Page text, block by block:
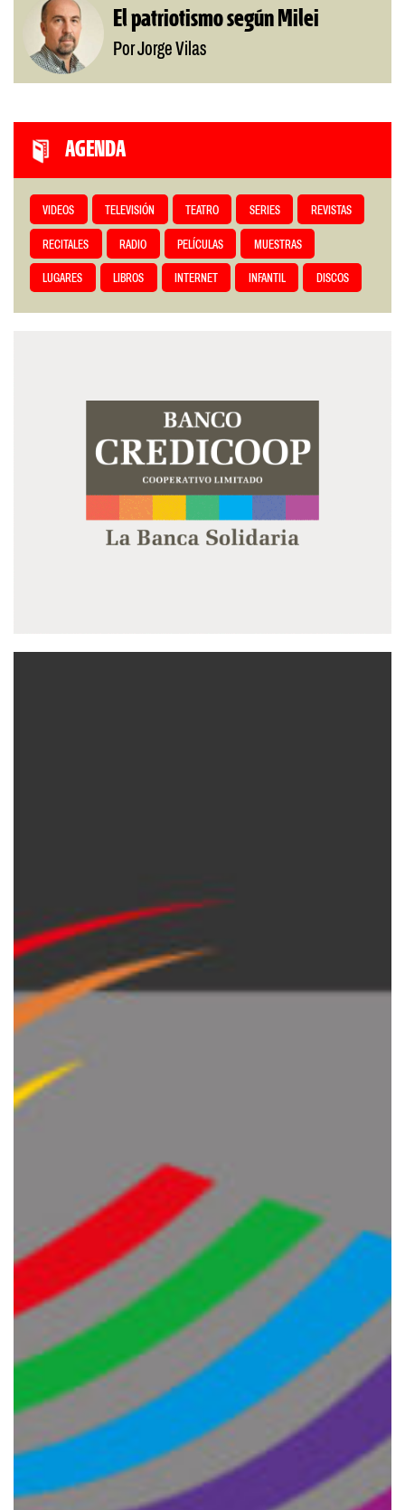
El patriotismo según Milei
Por Jorge Vilas
AGENDA
VIDEOS TELEVISIÓN TEATRO SERIES REVISTAS
RECITALES RADIO PELÍCULAS MUESTRAS
LUGARES LIBROS INTERNET INFANTIL DISCOS